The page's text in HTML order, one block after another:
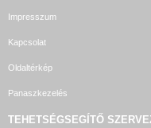
Impresszum
Kapcsolat
Oldaltérkép
Panaszkezelés
TEHETSÉGSEGÍTŐ